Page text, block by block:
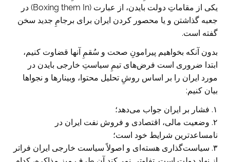
یکی از مقاماتِ دولت بایدن، از عبارت (Boxing them In) در
جعبه گذاشتن و یا محصور کردن ایران برای برجامِ جدید سخن
گفته است.
بدون آنکه بخواهیم پیرامونِ صحت و سُقمِ آنها قضاوت کنیم،
ابتدا ضروری است فرض‌های تیمِ سیاستِ خارجی بایدن در
مورد ایران را بر اساس روشِ تحلیل محتوا، وبینارها و نجواها
بیان کنیم:
۱. فشار بر ایران جواب می‌دهد؛
۲. وضعیت مالی، اقتصادی و فروش نفت ایران در
نامساعدترین شرایط خود است؛
۳. سیاست‌گذاری هسته‌ای و اصولاً سیاست خارجی ایران فراتر